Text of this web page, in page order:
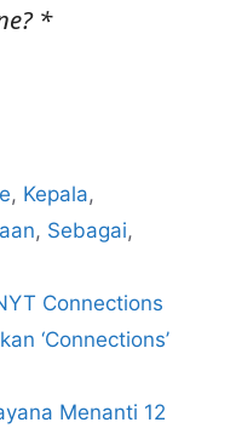
*
, Kepala,
, Sebagai,
Connections
‘Connections’
Menanti 12